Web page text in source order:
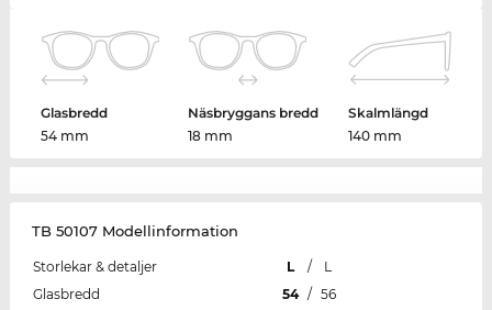
Glasbredd
54 mm
Näsbryggans bredd
18 mm
Skalmlängd
140 mm
TB 50107 Modellinformation
Storlekar & detaljer L /
L
Glasbredd
54 / 56